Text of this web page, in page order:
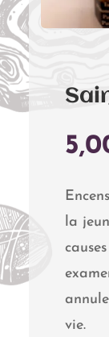
la
vie.